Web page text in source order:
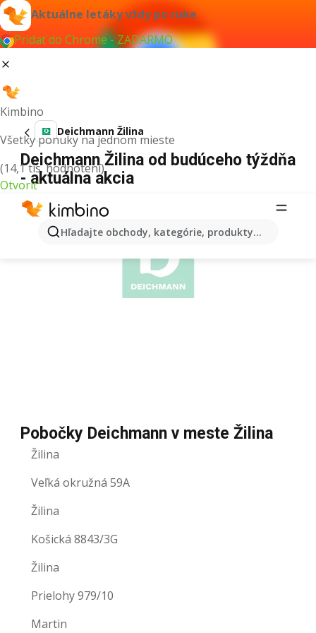
Aktuálne letáky vždy po ruke
Pridať do Chrome - ZADARMO
Kimbino
Všetky ponuky na jednom mieste
(14,1 tis. hodnotení)
Otvoriť
Hľadajte obchody, kategórie, produkty...
Deichmann Žilina
Deichmann Žilina od budúceho týždňa
- aktuálna akcia
Pobočky Deichmann v meste Žilina
Žilina
Veľká okružná 59A
Žilina
Košická 8843/3G
Žilina
Prielohy 979/10
Martin